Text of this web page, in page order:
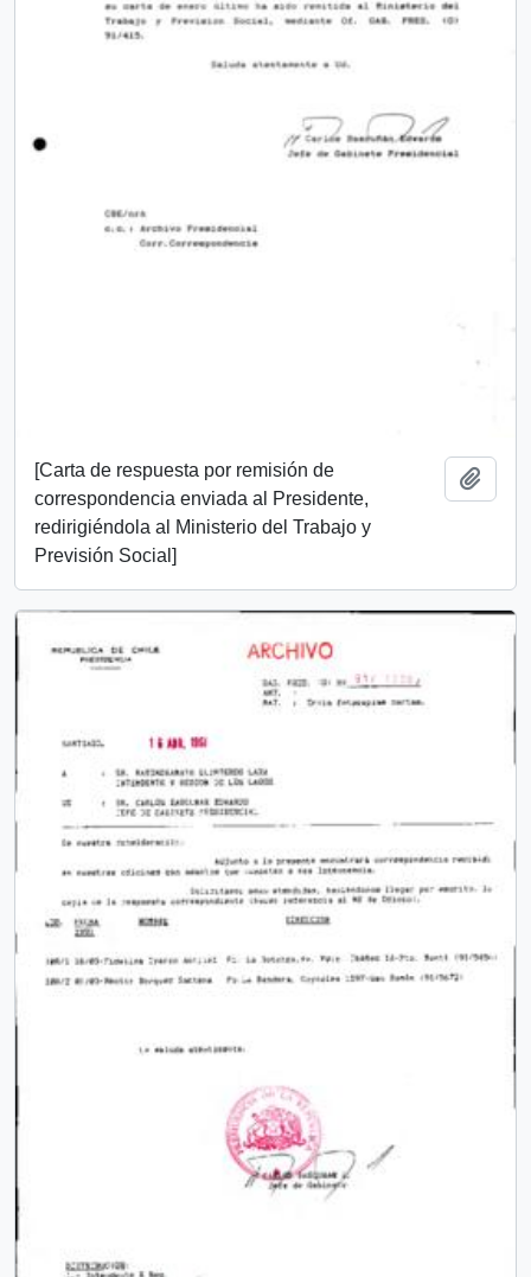
[Carta de respuesta por remisión de
correspondencia enviada al Presidente,
redirigiéndola al Ministerio del Trabajo y
Previsión Social]